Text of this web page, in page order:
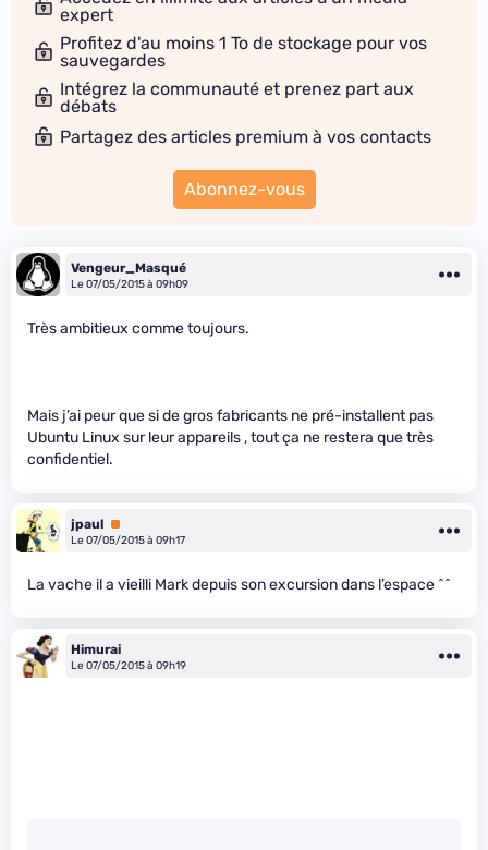
expert
Profitez d'au moins 1 To de stockage pour vos
sauvegardes
Intégrez la communauté et prenez part aux
débats
Partagez des articles premium à vos contacts
Abonnez-vous
Vengeur_Masqué
Le 07/05/2015 à 09h09
Très ambitieux comme toujours.
Mais j’ai peur que si de gros fabricants ne pré-installent pas
Ubuntu Linux sur leur appareils , tout ça ne restera que très
confidentiel.
jpaul Premium
Le 07/05/2015 à 09h17
La vache il a vieilli Mark depuis son excursion dans l’espace ^^
Himurai
Le 07/05/2015 à 09h19